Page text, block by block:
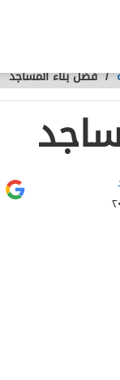
/فضل بناء المساجد